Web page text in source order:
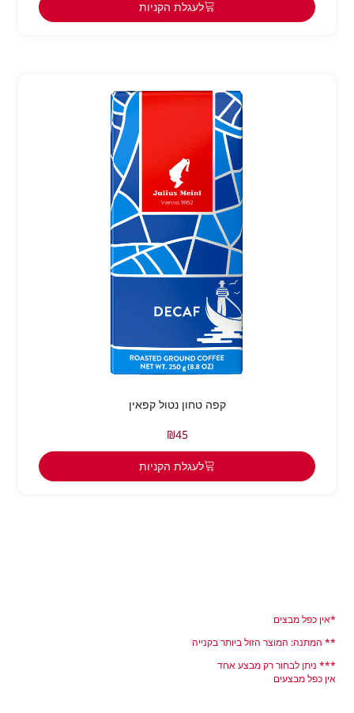
לעגלת הקניות
קפה טחון נטול קפאין
₪45
לעגלת הקניות
*אין כפל מבצים
** המתנה: המוצר הזול ביותר בקנייה
*** ניתן לבחור רק מבצע אחד
אין כפל מבצעים